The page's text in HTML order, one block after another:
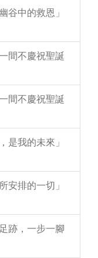
谷中的救恩」
間不慶祝聖誕
間不慶祝聖誕
是我的未來」
安排的一切」
跡，一步一腳